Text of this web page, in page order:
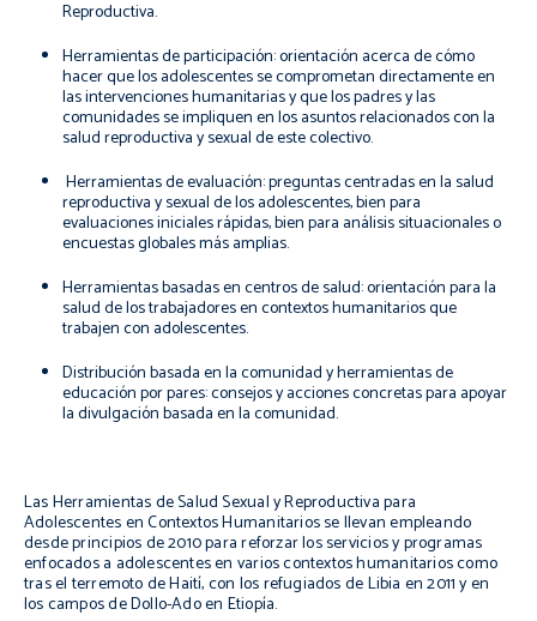
Reproductiva.
Herramientas de participación: orientación acerca de cómo
hacer que los adolescentes se comprometan directamente en
las intervenciones humanitarias y que los padres y las
comunidades se impliquen en los asuntos relacionados con la
salud reproductiva y sexual de este colectivo.
Herramientas de evaluación: preguntas centradas en la salud
reproductiva y sexual de los adolescentes, bien para
evaluaciones iniciales rápidas, bien para análisis situacionales o
encuestas globales más amplias.
Herramientas basadas en centros de salud: orientación para la
salud de los trabajadores en contextos humanitarios que
trabajen con adolescentes.
Distribución basada en la comunidad y herramientas de
educación por pares: consejos y acciones concretas para apoyar
la divulgación basada en la comunidad.
Las Herramientas de Salud Sexual y Reproductiva para
Adolescentes en Contextos Humanitarios se llevan empleando
desde principios de 2010 para reforzar los servicios y programas
enfocados a adolescentes en varios contextos humanitarios como
tras el terremoto de Haití, con los refugiados de Libia en 2011 y en
los campos de Dollo-Ado en Etiopía.